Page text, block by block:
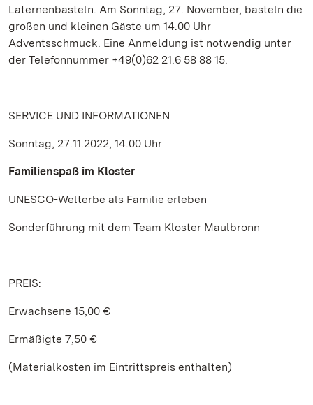
Laternenbasteln. Am Sonntag, 27. November, basteln die
großen und kleinen Gäste um 14.00 Uhr
Adventsschmuck. Eine Anmeldung ist notwendig unter
der Telefonnummer +49(0)62 21.6 58 88 15.
SERVICE UND INFORMATIONEN
Sonntag, 27.11.2022, 14.00 Uhr
Familienspaß im Kloster
UNESCO-Welterbe als Familie erleben
Sonderführung mit dem Team Kloster Maulbronn
PREIS:
Erwachsene 15,00 €
Ermäßigte 7,50 €
(Materialkosten im Eintrittspreis enthalten)